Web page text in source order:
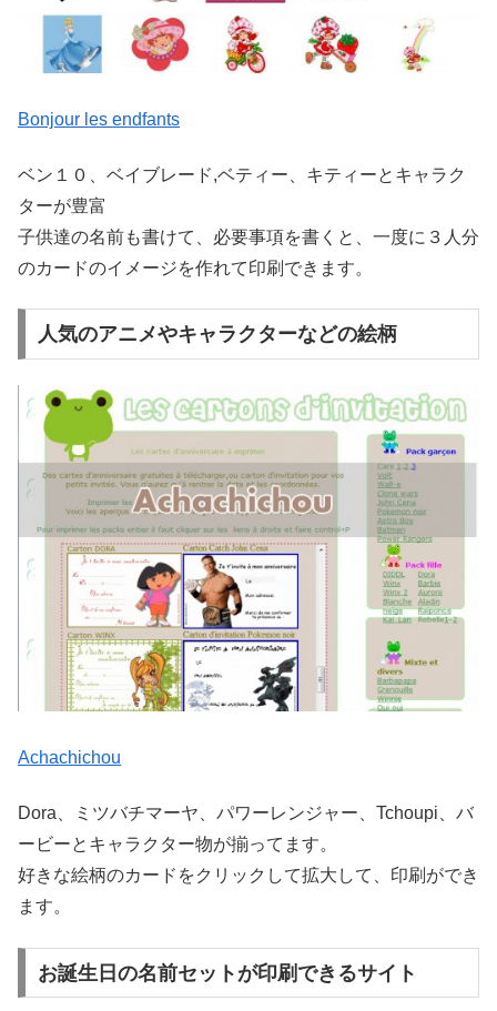
Bonjour les endfants
ベン１０、ベイブレード,ベティー、キティーとキャラク
ターが豊富
子供達の名前も書けて、必要事項を書くと、一度に３人分
のカードのイメージを作れて印刷できます。
人気のアニメやキャラクターなどの絵柄
Achachichou
Dora、ミツバチマーヤ、パワーレンジャー、Tchoupi、バ
ービーとキャラクター物が揃ってます。
好きな絵柄のカードをクリックして拡大して、印刷ができ
ます。
お誕生日の名前セットが印刷できるサイト